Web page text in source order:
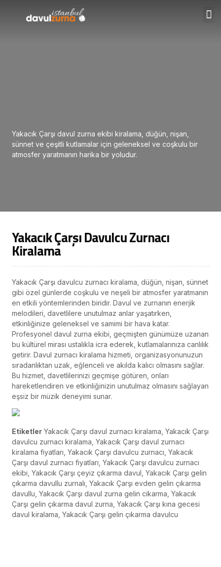
Yakacık Çarşı davul zurna ekibi kiralama, düğün, nişan,
sünnet ve çeşitli kutlamalar için geleneksel ve coşkulu bir
atmosfer yaratmanın harika bir yoludur.
Yakacık Çarşı Davulcu Zurnacı
Kiralama
Yakacık Çarşı davulcu zurnacı kiralama, düğün, nişan, sünnet
gibi özel günlerde coşkulu ve neşeli bir atmosfer yaratmanın
en etkili yöntemlerinden biridir. Davul ve zurnanın enerjik
melodileri, davetlilere unutulmaz anlar yaşatırken,
etkinliğinize geleneksel ve samimi bir hava katar.
Profesyonel davul zurna ekibi, geçmişten günümüze uzanan
bu kültürel mirası ustalıkla icra ederek, kutlamalarınıza canlılık
getirir. Davul zurnacı kiralama hizmeti, organizasyonunuzun
sıradanlıktan uzak, eğlenceli ve akılda kalıcı olmasını sağlar.
Bu hizmet, davetlilerinizi geçmişe götüren, onları
hareketlendiren ve etkinliğinizin unutulmaz olmasını sağlayan
eşsiz bir müzik deneyimi sunar.
Etiketler Yakacık Çarşı davul zurnacı kiralama, Yakacık Çarşı
davulcu zurnacı kiralama, Yakacık Çarşı davul zurnacı
kiralama fiyatları, Yakacık Çarşı davulcu zurnacı, Yakacık
Çarşı davul zurnacı fiyatları, Yakacık Çarşı davulcu zurnacı
ekibi, Yakacık Çarşı çeyiz çıkarma davul, Yakacık Çarşı gelin
çıkarma davullu zurnalı, Yakacık Çarşı evden gelin çıkarma
davullu, Yakacık Çarşı davul zurna gelin cikarma, Yakacık
Çarşı gelin çıkarma davul zurna, Yakacık Çarşı kına gecesi
davul kiralama, Yakacık Çarşı gelin çıkarma davulcu